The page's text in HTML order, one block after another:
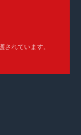
されています。